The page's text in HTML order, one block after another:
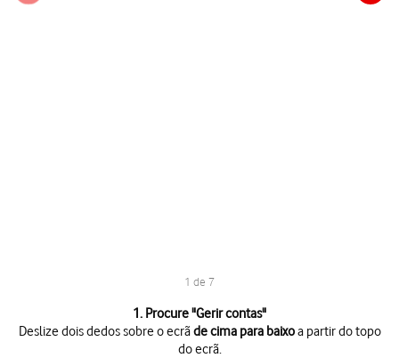
1 de 7
1. Procure "Gerir contas"
Deslize dois dedos sobre o ecrãde cima para baixoa partir do topo
do ecrã.